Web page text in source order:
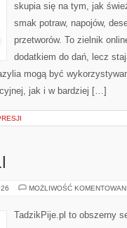
skupia się na tym, jak
smak potraw, napojów,
przetworów. To zielnik
dodatkiem do dań, lecz
mogą być
jak i w bardziej […]
MOŻLIWOŚĆ
TadzikPije.pl to obszerny